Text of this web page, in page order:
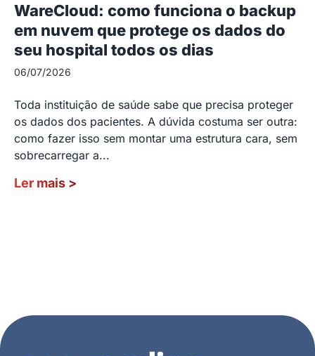
WareCloud: como funciona o backup
em nuvem que protege os dados do
seu hospital todos os dias
06/07/2026
Toda instituição de saúde sabe que precisa proteger
os dados dos pacientes. A dúvida costuma ser outra:
como fazer isso sem montar uma estrutura cara, sem
sobrecarregar a...
Ler mais >